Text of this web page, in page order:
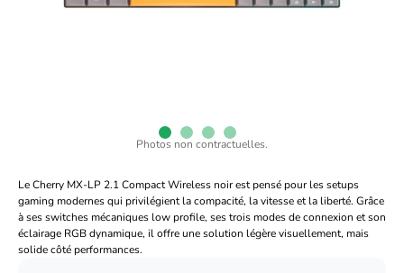
Photos non contractuelles.
Le Cherry MX-LP 2.1 Compact Wireless noir est pensé pour les setups
gaming modernes qui privilégient la compacité, la vitesse et la liberté. Grâce
à ses switches mécaniques low profile, ses trois modes de connexion et son
éclairage RGB dynamique, il offre une solution légère visuellement, mais
solide côté performances.